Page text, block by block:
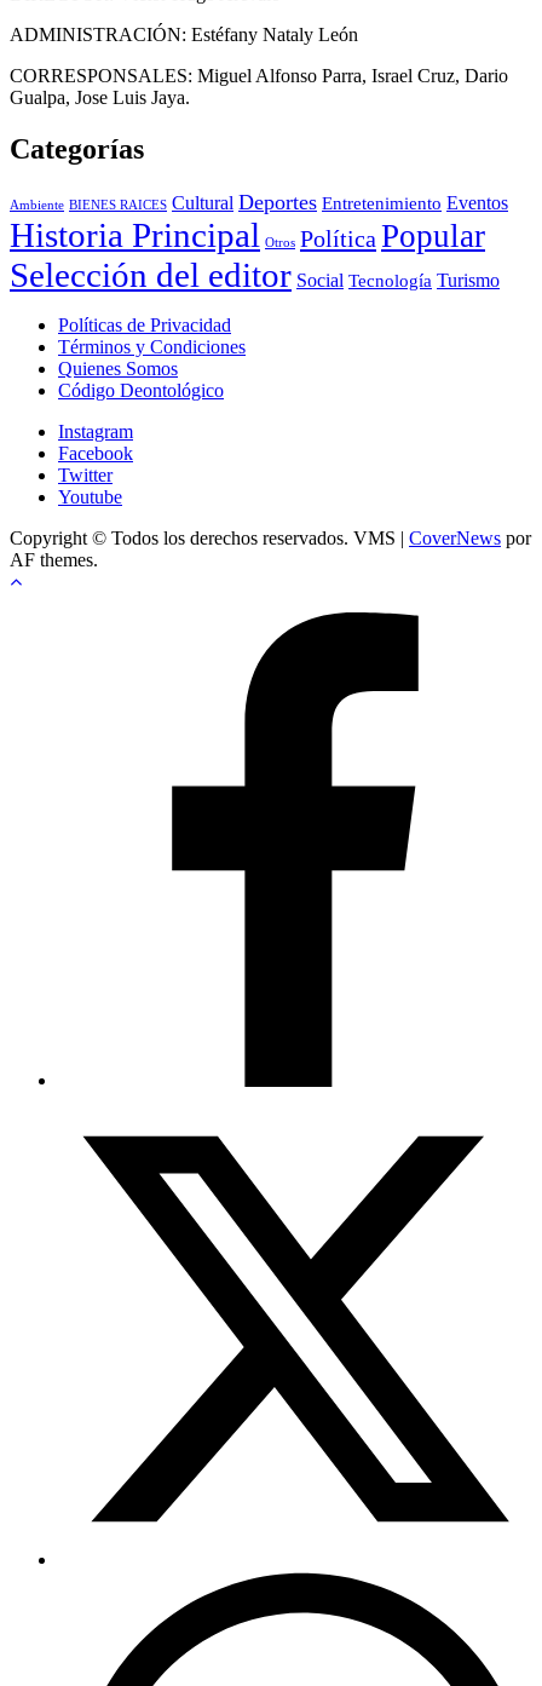
ADMINISTRACIÓN: Estéfany Nataly León
CORRESPONSALES: Miguel Alfonso Parra, Israel Cruz, Dario
Gualpa, Jose Luis Jaya.
Categorías
Ambiente BIENES RAICES Cultural Deportes Entretenimiento Eventos
Historia Principal Otros Política Popular
Selección del editor Social Tecnología Turismo
Políticas de Privacidad
Términos y Condiciones
Quienes Somos
Código Deontológico
Instagram
Facebook
Twitter
Youtube
Copyright © Todos los derechos reservados. VMS | CoverNews por
AF themes.